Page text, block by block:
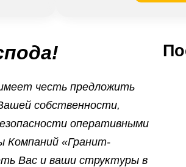
честь предложить
собственности,
оперативными
Компаний «Гранит-
Вас и ваши структуры в